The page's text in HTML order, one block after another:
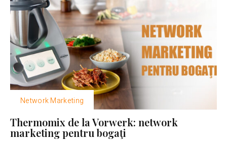
Network Marketing
Thermomix de la Vorwerk: network
marketing pentru bogaţi